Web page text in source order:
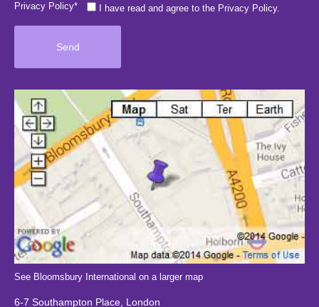
Privacy Policy* I have read and agree to the Privacy Policy.
See Bloomsbury International on a larger map
6-7 Southampton Place, London